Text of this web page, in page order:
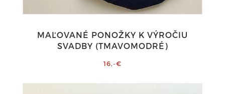
MAĽOVANÉ PONOŽKY K VÝROČIU
SVADBY (TMAVOMODRÉ)
16,-€